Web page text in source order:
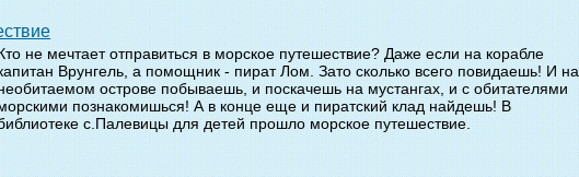
не мечтает отправиться в морское путешествие? Даже если на корабле
Врунгель, а помощник - пират Лом. Зато сколько всего повидаешь! И на
острове побываешь, и поскачешь на мустангах, и с обитателями
познакомишься! А в конце еще и пиратский клад найдешь! В
с.Палевицы для детей прошло морское путешествие.